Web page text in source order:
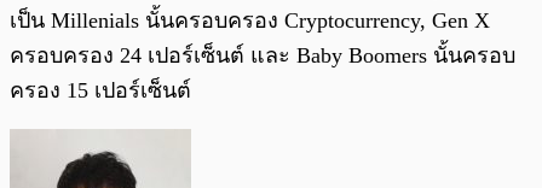
เป็น Millenials นั้นครอบครอง Cryptocurrency, Gen X
ครอบครอง 24 เปอร์เซ็นต์ และ Baby Boomers นั้นครอบ
ครอง 15 เปอร์เซ็นต์